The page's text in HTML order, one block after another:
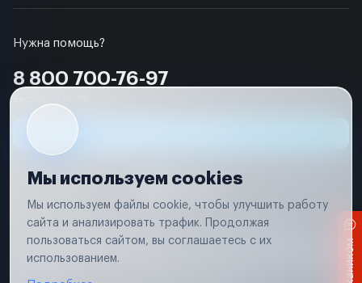
Нужна помощь?
8 800 700-76-97
Условия использования
Удаление аккаунта
Вся информация, представленная на сайте, носит исключительно
соответствии с положениями статьи 437 (п. 2) Гражданского кодекса
Мы используем cookies
Мы используем файлы cookie, чтобы улучшить работу
сайта и анализировать трафик. Продолжая
пользоваться сайтом, вы соглашаетесь с их
использованием.